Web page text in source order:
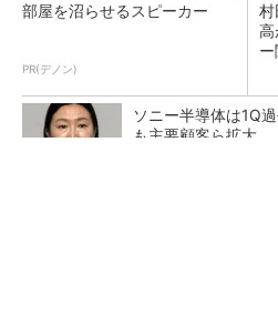
部屋を沼らせるスピーカー
PR(デノン)
村
ソニー半導体は1Q
も主要顧客ら拡大